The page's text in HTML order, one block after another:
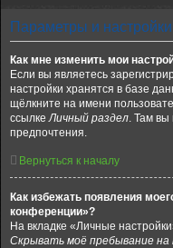
Параметры и
Как мне изменить мои
Если вы являетесь
настройки хранятся в базе
щёлкните на имени
ссылкеЛичный раздел. Там вы
предпочтения.
Вернуться к началу
Как избежать появления
конференции»?
На вкладке «Личные
Скрывать моё пребывание на